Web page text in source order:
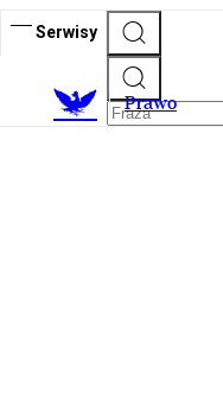
Serwisy
Prawo